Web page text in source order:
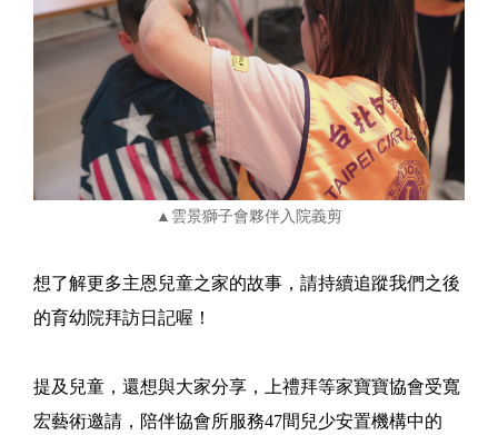
▲雲景獅子會夥伴入院義剪
想了解更多主恩兒童之家的故事，請持續追蹤我們之後
的育幼院拜訪日記喔！
提及兒童，還想與大家分享，上禮拜等家寶寶協會受寬
宏藝術邀請，陪伴協會所服務47間兒少安置機構中的